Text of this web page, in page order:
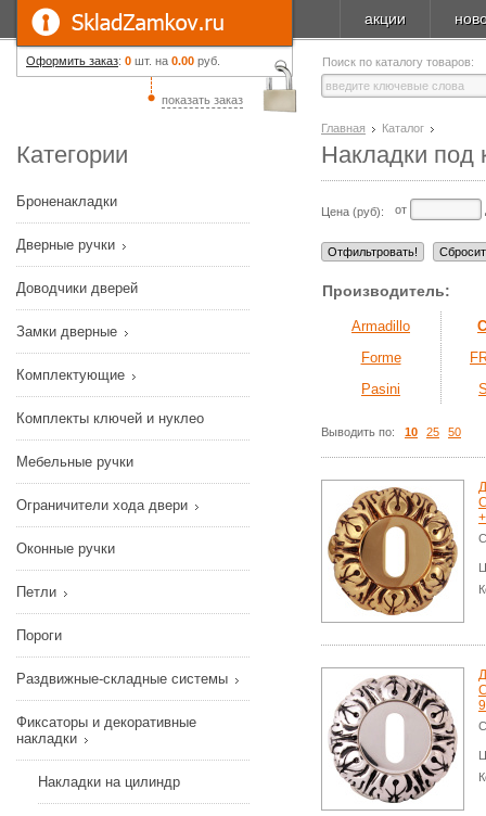
Оформить заказ: 0 шт. на 0.00 руб.
показать заказ
акции
Поиск по каталогу товаров:
Категории
Броненакладки
Дверные ручки
Доводчики дверей
Замки дверные
Комплектующие
Комплекты ключей и нуклео
Мебельные ручки
Ограничители хода двери
Оконные ручки
Петли
Пороги
Раздвижные-складные системы
Фиксаторы и декоративные
накладки
Накладки на цилиндр
Главная Каталог
Накладки под
Цена (руб): от
Производитель:
Armadillo
Forme
Pasini
Выводить по: 10 25 50